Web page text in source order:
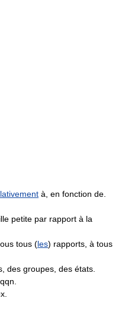
à, en fonction de.
petite par rapport à la
tous (les) rapports, à tous
des groupes, des états.